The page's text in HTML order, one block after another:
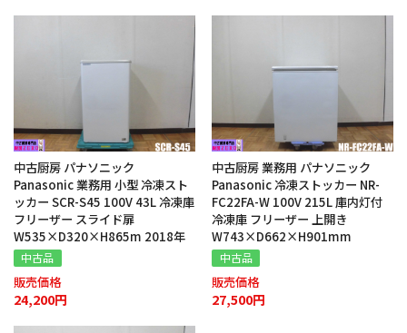
中古厨房 パナソニック
Panasonic 業務用 小型 冷凍スト
ッカー SCR-S45 100V 43L 冷凍庫
フリーザー スライド扉
W535×D320×H865m 2018年
中古品
販売価格
24,200円
中古厨房 業務用 パナソニック
Panasonic 冷凍ストッカー NR-
FC22FA-W 100V 215L 庫内灯付
冷凍庫 フリーザー 上開き
W743×D662×H901mm
中古品
販売価格
27,500円